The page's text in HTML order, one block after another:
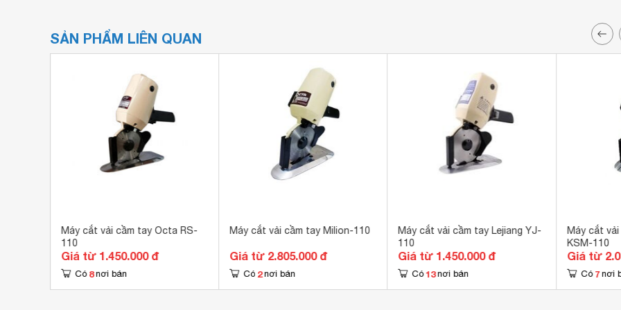
SẢN PHẨM LIÊN QUAN
Máy cắt vải cầm tay Octa RS-
110
Giá từ 1.450.000 đ
Có 8 nơi bán
Máy cắt vải cầm tay Milion-110
Giá từ 2.805.000 đ
Có 2 nơi bán
Máy cắt vải cầm tay Lejiang YJ-
110
Giá từ 1.450.000 đ
Có 13 nơi bán
Máy cắt vải
KSM-110
Giá từ
Có 7 nơi